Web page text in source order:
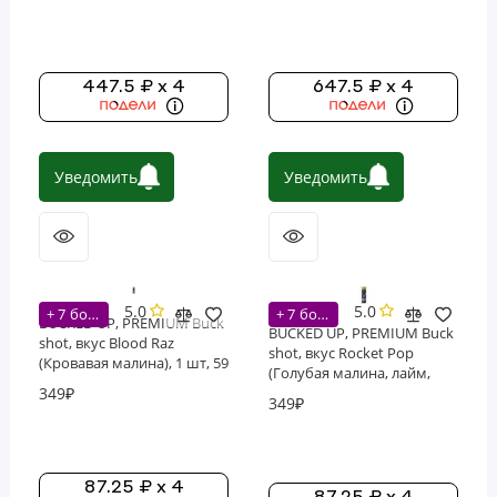
447.5 ₽ x 4
Уведомить
647.5 ₽ x 4
Уведомить
+ 7 бонусов 5.0
BUCKED UP, PREMIUM Buck
shot, вкус Blood Raz
(Кровавая малина), 1 шт, 59
349₽
87.25 ₽ x 4
+ 7 бонусов 5.0
BUCKED UP, PREMIUM Buck
shot, вкус Rocket Pop
(Голубая малина, лайм,
порция)
349₽